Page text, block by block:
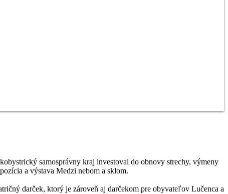
samosprávny kraj investoval do obnovy strechy, výmeny
a výstava Medzi nebom a sklom.
darček, ktorý je zároveň aj darčekom pre obyvateľov Lučenca a